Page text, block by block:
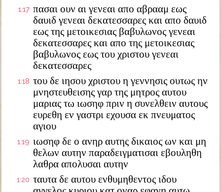
1:17 πασαι ουν αι γενεαι απο αβρααμ εως
δαυιδ γενεαι δεκατεσσαρες και απο δαυιδ
εως της μετοικεσιας βαβυλωνος γενεαι
δεκατεσσαρες και απο της μετοικεσιας
βαβυλωνος εως του χριστου γενεαι
δεκατεσσαρες
1:18 του δε ιησου χριστου η γεννησις ουτως ην
μνηστευθεισης γαρ της μητρος αυτου
μαριας τω ιωσηφ πριν η συνελθειν αυτους
ευρεθη εν γαστρι εχουσα εκ πνευματος
αγιου
1:19 ιωσηφ δε ο ανηρ αυτης δικαιος ων και μη
θελων αυτην παραδειγματισαι εβουληθη
λαθρα απολυσαι αυτην
1:20 ταυτα δε αυτου ενθυμηθεντος ιδου